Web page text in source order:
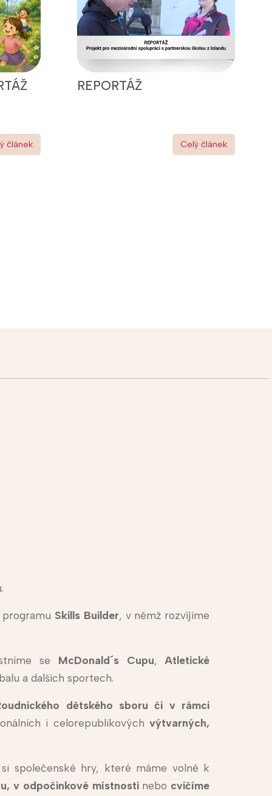
článek
REPORTÁŽ
Celý článek
Skills Builder, v němž rozvíjíme
se McDonald´s Cupu,Atletické
a dalších sportech.
dětského sboru či v rámci
i celorepublikovýchvýtvarných,
společenské hry, které máme volně k
v odpočinkové místnosti nebo cvičíme